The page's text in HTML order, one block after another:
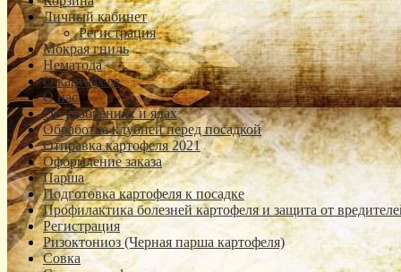
Личный кабинет
Регистрация
Мокрая гниль
Нематода
О картофеле
О нас
Об удобрениях и ядах
Обработка клубней перед посадкой
Отправка картофеля 2021
Оформление заказа
Парша
Подготовка картофеля к посадке
Профилактика болезней картофеля и защита от
Регистрация
Ризоктониоз (Черная парша картофеля)
Совка